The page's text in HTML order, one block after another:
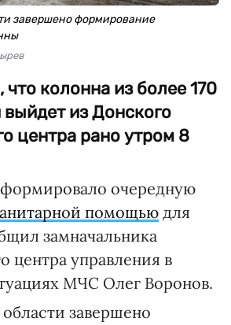
завершено формирование
что колонна из более 170
из Донского
центра рано утром 8
очередную
помощью для
замначальника
центра управления в
МЧС Олег Воронов.
завершено